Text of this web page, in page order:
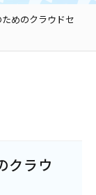
めのクラウドセ
クラウ